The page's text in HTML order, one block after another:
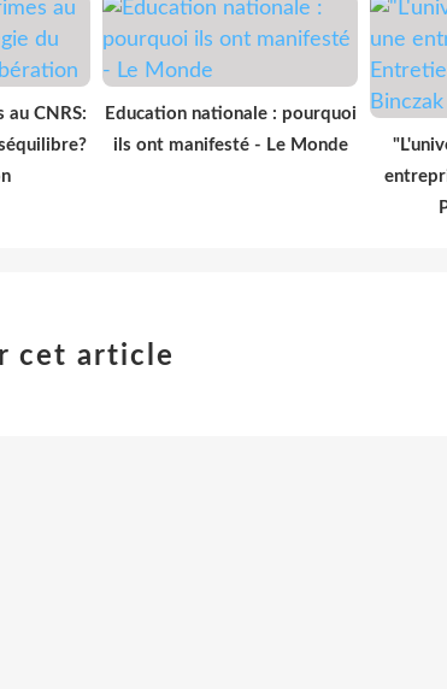
au CNRS:
Education nationale : pourquoi
ils ont manifesté - Le Monde
cet article